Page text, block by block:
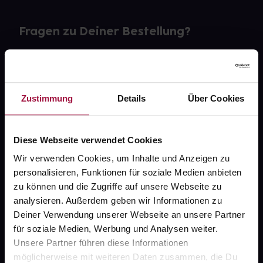
Zustimmung Details Über Cookies
Diese Webseite verwendet Cookies
Wir verwenden Cookies, um Inhalte und Anzeigen zu
personalisieren, Funktionen für soziale Medien anbieten
zu können und die Zugriffe auf unsere Webseite zu
analysieren. Außerdem geben wir Informationen zu
Deiner Verwendung unserer Webseite an unsere Partner
für soziale Medien, Werbung und Analysen weiter.
Unsere Partner führen diese Informationen
möglicherweise mit weiteren Daten zusammen, die Du
Fragen zu Deiner Bestellung?
gesund.de
Über uns
Karriere
Newsletter